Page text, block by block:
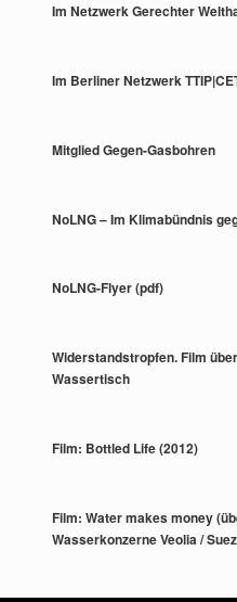
Im Netzwerk Gerechter
Im Berliner Netzwerk
Mitglied Gegen-Gasbohren
NoLNG – Im Klimabündnis
NoLNG-Flyer (pdf)
Widerstandstropfen. Film
Wassertisch
Film: Bottled Life (2012)
Film: Water makes money
Wasserkonzerne Veolia /